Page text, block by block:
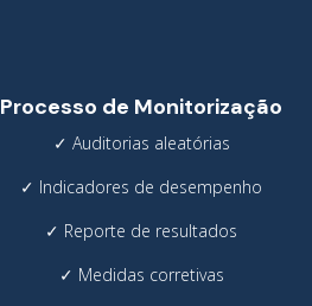
Processo de Monitorização
✓ Auditorias aleatórias
✓ Indicadores de desempenho
✓ Reporte de resultados
✓ Medidas corretivas